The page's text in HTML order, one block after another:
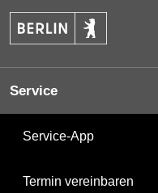
Service
Service-App
Termin vereinbaren